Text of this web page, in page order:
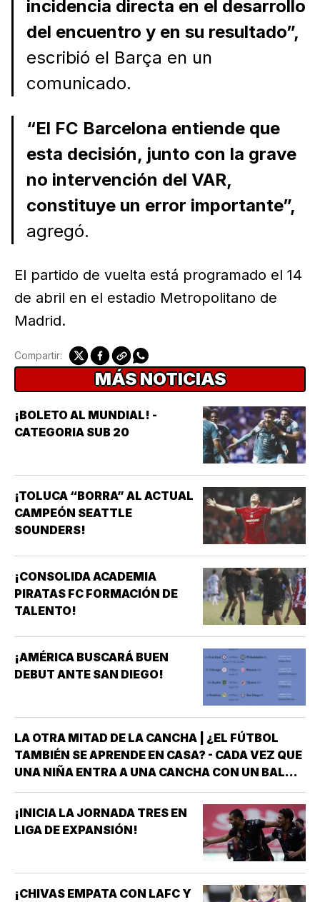
incidencia directa en el desarrollo
del encuentro y en su resultado”,
escribió el Barça en un
comunicado.
“El FC Barcelona entiende que
esta decisión, junto con la grave
no intervención del VAR,
constituye un error importante”,
agregó.
El partido de vuelta está programado el 14
de abril en el estadio Metropolitano de
Madrid.
Compartir:
MÁS NOTICIAS
¡BOLETO AL MUNDIAL! -
CATEGORIA SUB 20
¡TOLUCA “BORRA” AL ACTUAL
CAMPEÓN SEATTLE
SOUNDERS!
¡CONSOLIDA ACADEMIA
PIRATAS FC FORMACIÓN DE
TALENTO!
¡AMÉRICA BUSCARÁ BUEN
DEBUT ANTE SAN DIEGO!
LA OTRA MITAD DE LA CANCHA | ¿EL FÚTBOL
TAMBIÉN SE APRENDE EN CASA? - CADA VEZ QUE
UNA NIÑA ENTRA A UNA CANCHA CON UN BALÓN
BAJO EL BRAZO, NO LLEGA SOLA *DETRÁS DE
ELLA SIEMPRE HAY ALGUIEN QUE LA LLEVÓ AL
ENTRENAMIENTO, QUE HIZO EL ESFUERZO…
¡INICIA LA JORNADA TRES EN
LIGA DE EXPANSIÓN!
¡CHIVAS EMPATA CON LAFC Y